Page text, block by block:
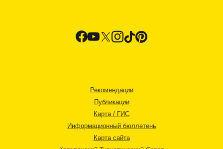
Рекомендации
Публикации
Карта / ГИС
Информационный бюллетень
Карта сайта